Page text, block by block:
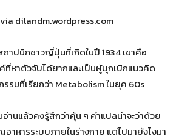
dilandm.wordpress.com
าปนิกชาวญี่ปุ่นที่เกิดในปี 1934 เขาคือ
หาตัวจับได้ยากและเป็นผู้บุกเบิกแนวคิด
รมที่เรียกว่า Metabolism ในยุค 60s
านแล้วคงรู้สึกว่าคุ้น ๆ คำแปลน่าจะว่าด้วย
อาหารระบบภายในร่างกาย แต่ไปมายังไงมา